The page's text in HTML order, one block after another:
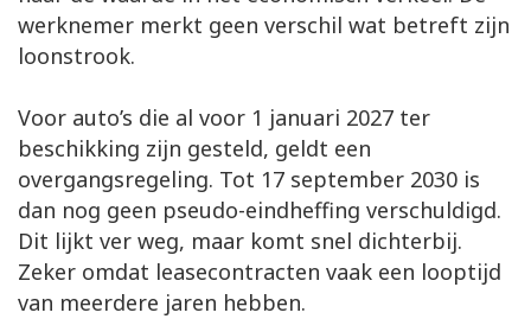
werknemer merkt geen verschil wat betreft zijn
loonstrook.
Voor auto’s die al voor 1 januari 2027 ter
beschikking zijn gesteld, geldt een
overgangsregeling. Tot 17 september 2030 is
dan nog geen pseudo-eindheffing verschuldigd.
Dit lijkt ver weg, maar komt snel dichterbij.
Zeker omdat leasecontracten vaak een looptijd
van meerdere jaren hebben.